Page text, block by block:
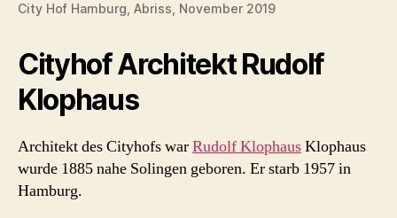
City Hof Hamburg, Abriss, November 2019
Cityhof Architekt Rudolf
Klophaus
Architekt des Cityhofs warRudolf KlophausKlophaus
wurde 1885 nahe Solingen geboren. Er starb 1957 in
Hamburg.